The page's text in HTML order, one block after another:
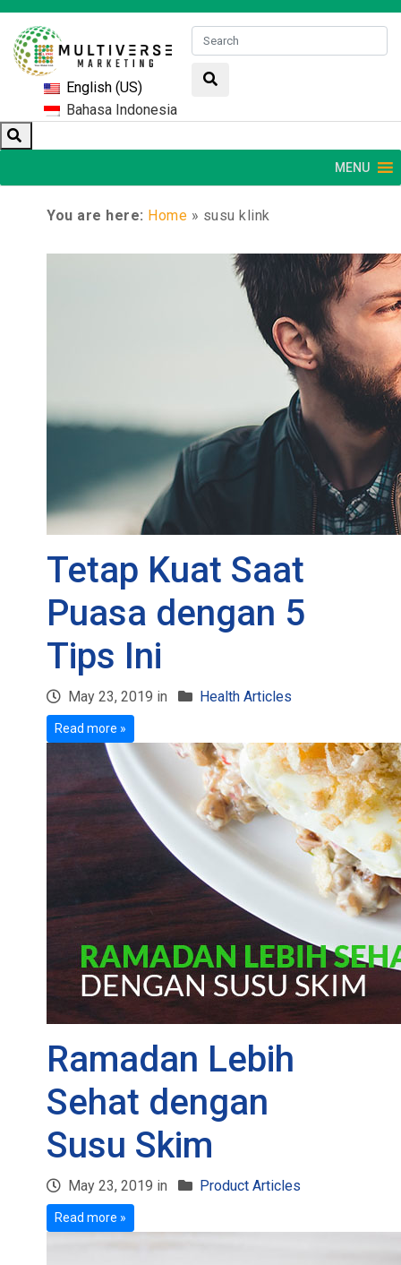
English (US)
Bahasa Indonesia
MENU
You are here: Home » susu klink
Tetap Kuat Saat
Puasa dengan 5
Tips Ini
May 23, 2019 in Health Articles
Read more »
Ramadan Lebih
Sehat dengan
Susu Skim
May 23, 2019 in Product Articles
Read more »